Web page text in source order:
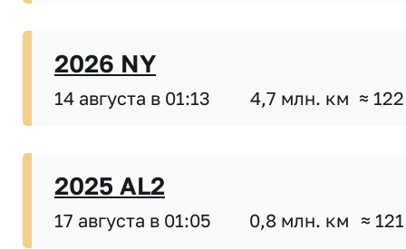
2026 NY
14 августа в 01:13 4,7 млн. км ≈
2025 AL2
17 августа в 01:05 0,8 млн. км ≈